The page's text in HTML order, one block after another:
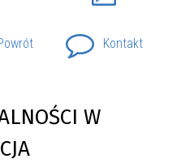
Kontakt
W